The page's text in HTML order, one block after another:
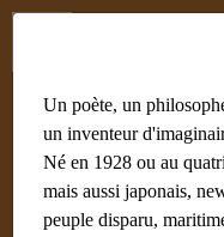
Acoma
Écrit parNoudelmann
Un poète, un
un inventeur
Né en 1928 ou au
mais aussi japonais,
peuple disparu,